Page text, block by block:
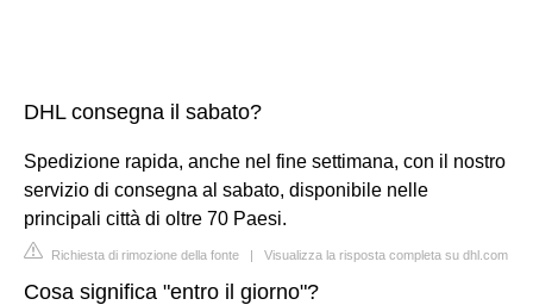
DHL consegna il sabato?
Spedizione rapida, anche nel fine settimana, con il nostro
servizio di consegna al sabato, disponibile nelle
principali città di oltre 70 Paesi.
Richiesta di rimozione della fonte | Visualizza la risposta completa su dhl.com
Cosa significa "entro il giorno"?